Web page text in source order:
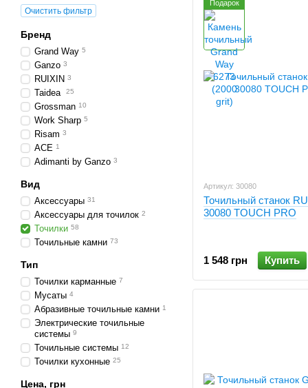
Подарок
Артикул: 30080
Точильный станок
30080 TOUCH PRO
1 548 грн Купить
Очистить фильтр
Бренд
Grand Way 5
Ganzo 3
RUIXIN 3
Taidea 25
Grossman 10
Work Sharp 5
Risam 3
ACE 1
Adimanti by Ganzo 3
Вид
Аксессуары 31
Аксессуары для точилок 2
Точилки 58
Точильные камни 73
Тип
Точилки карманные 7
Мусаты 4
Абразивные точильные камни 1
Электрические точильные
системы 9
Точильные системы 12
Точилки кухонные 25
Цена, грн